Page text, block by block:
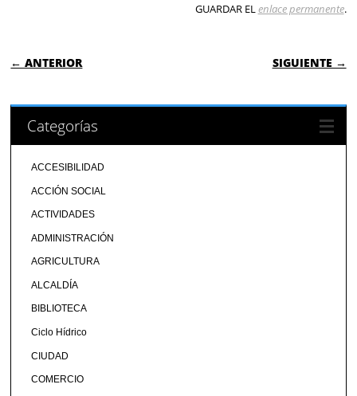
GUARDAR ELenlace permanente.
NAVEGACIÓN DE ENTRADAS
← ANTERIOR SIGUIENTE →
Categorías
ACCESIBILIDAD
ACCIÓN SOCIAL
ACTIVIDADES
ADMINISTRACIÓN
AGRICULTURA
ALCALDÍA
BIBLIOTECA
Ciclo Hídrico
CIUDAD
COMERCIO